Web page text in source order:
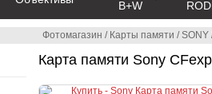
Фотомагазин / Карты памяти /SONY
Карта памяти Sony
B+W